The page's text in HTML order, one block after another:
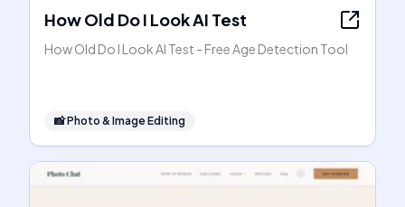
How Old Do I Look AI Test
How Old Do I Look AI Test - Free Age Detection Tool
📸Photo & Image Editing